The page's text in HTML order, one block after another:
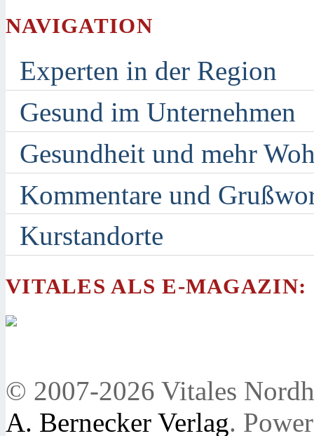
NAVIGATION
Experten in der Region
Gesund im Unternehmen
Gesundheit und mehr
Kommentare und
Kurstandorte
VITALES ALS E-MAGAZIN:
© 2007-2026 Vitales
A. Bernecker Verlag.